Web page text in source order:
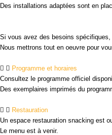
Des installations adaptées sont en
Si vous avez des besoins
Nous mettrons tout en oeuvre pour
Programme et horaires
Consultez le programme officiel
Des exemplaires imprimés du
Restauration
Un espace restauration snacking est
Le menu est à venir.